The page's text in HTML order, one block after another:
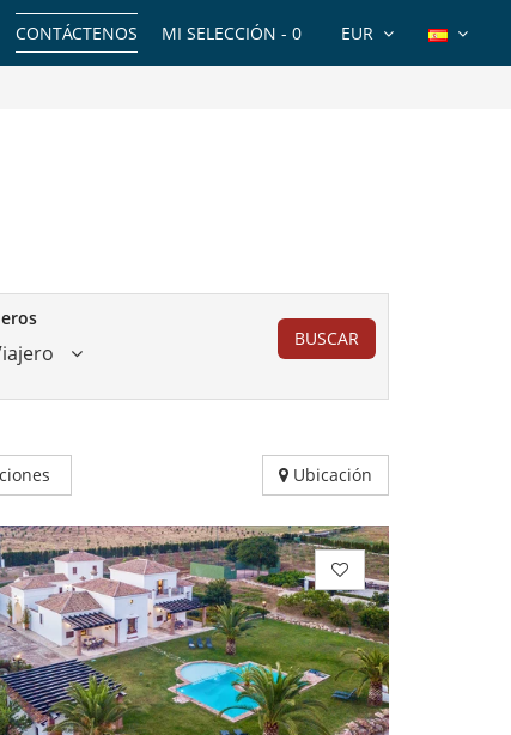
EUR
MI SELECCIÓN - 0
CONTÁCTENOS
BUSCAR
Ubicación